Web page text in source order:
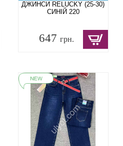
ДЖИНСИ RELUCKY (25-30)
СИНІЙ 220
647грн.